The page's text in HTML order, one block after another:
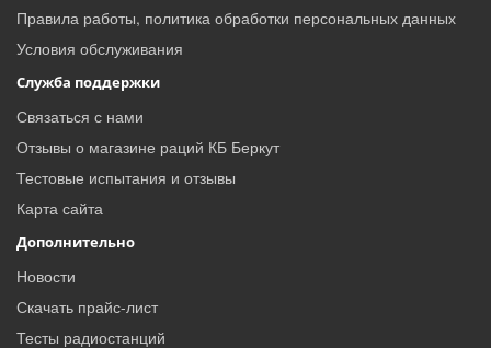
Правила работы, политика обработки персональных данных
Условия обслуживания
Служба поддержки
Связаться с нами
Отзывы о магазине раций КБ Беркут
Тестовые испытания и отзывы
Карта сайта
Дополнительно
Новости
Скачать прайс-лист
Тесты радиостанций